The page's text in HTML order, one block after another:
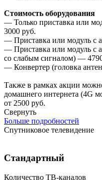
Стоимость оборудования
— Только приставка или
3000 руб.
— Приставка или модуль с
— Приставка или модуль с
со слабым сигналом) —
— Конвертер (головка
Также в рамках акции
домашнего интернета (4G
от 2500 руб.
Свернуть
Больше подробностей
Спутниковое телевидение
Стандартный
Количество ТВ-каналов